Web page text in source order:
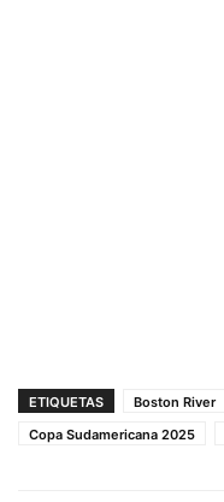
ETIQUETAS Boston River
Copa Sudamericana 2025